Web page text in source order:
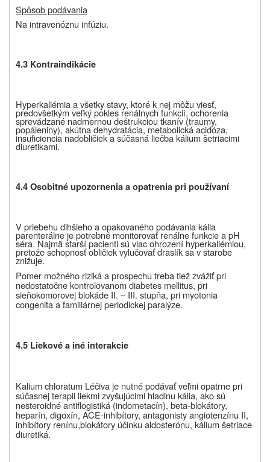
Spôsob podávania
Na intravenóznu infúziu.
4.3 Kontraindikácie
Hyperkaliémia a všetky stavy, ktoré k nej môžu viesť,
predovšetkým veľký pokles renálnych funkcií, ochorenia
sprevádzané nadmernou deštrukciou tkanív (traumy,
popáleniny), akútna dehydratácia, metabolická acidóza,
insuficiencia nadobličiek a súčasná liečba kálium šetriacimi
diuretikami.
4.4 Osobitné upozornenia a opatrenia pri používaní
V priebehu dlhšieho a opakovaného podávania kália
parenterálne je potrebné monitorovať renálne funkcie a pH
séra. Najmä starší pacienti sú viac ohrození hyperkaliémiou,
pretože schopnosť obličiek vylučovať draslík sa v starobe
znižuje.
Pomer možného riziká a prospechu treba tiež zvážiť pri
nedostatočne kontrolovanom diabetes mellitus, pri
sieňokomorovej blokáde II. – III. stupňa, pri myotonia
congenita a familiárnej periodickej paralýze.
4.5 Liekové a iné interakcie
Kalium chloratum Léčiva je nutné podávať veľmi opatrne pri
súčasnej terapii liekmi zvyšujúcimi hladinu kália, ako sú
nesteroidné antiflogistiká (indometacín), beta-blokátory,
heparín, digoxín, ACE-inhibítory, antagonisty angiotenzínu II,
inhibítory renínu,blokátory účinku aldosterónu, kálium šetriace
diuretiká.